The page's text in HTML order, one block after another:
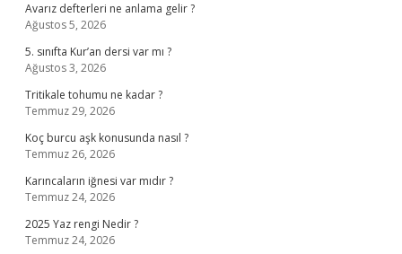
Avarız defterleri ne anlama gelir ?
Ağustos 5, 2026
5. sınıfta Kur’an dersi var mı ?
Ağustos 3, 2026
Tritikale tohumu ne kadar ?
Temmuz 29, 2026
Koç burcu aşk konusunda nasıl ?
Temmuz 26, 2026
Karıncaların iğnesi var mıdır ?
Temmuz 24, 2026
2025 Yaz rengi Nedir ?
Temmuz 24, 2026